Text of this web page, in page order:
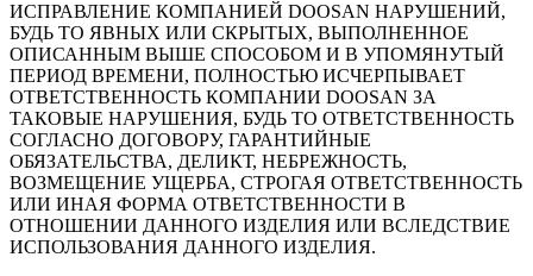
ИСПРАВЛЕНИЕ КОМПАНИЕЙ DOOSAN НАРУШЕНИЙ,
БУДЬ ТО ЯВНЫХ ИЛИ СКРЫТЫХ, ВЫПОЛНЕННОЕ
ОПИСАННЫМ ВЫШЕ СПОСОБОМ И В УПОМЯНУТЫЙ
ПЕРИОД ВРЕМЕНИ, ПОЛНОСТЬЮ ИСЧЕРПЫВАЕТ
ОТВЕТСТВЕННОСТЬ КОМПАНИИ DOOSAN ЗА
ТАКОВЫЕ НАРУШЕНИЯ, БУДЬ ТО ОТВЕТСТВЕННОСТЬ
СОГЛАСНО ДОГОВОРУ, ГАРАНТИЙНЫЕ
ОБЯЗАТЕЛЬСТВА, ДЕЛИКТ, НЕБРЕЖНОСТЬ,
ВОЗМЕЩЕНИЕ УЩЕРБА, СТРОГАЯ ОТВЕТСТВЕННОСТЬ
ИЛИ ИНАЯ ФОРМА ОТВЕТСТВЕННОСТИ В
ОТНОШЕНИИ ДАННОГО ИЗДЕЛИЯ ИЛИ ВСЛЕДСТВИЕ
ИСПОЛЬЗОВАНИЯ ДАННОГО ИЗДЕЛИЯ.